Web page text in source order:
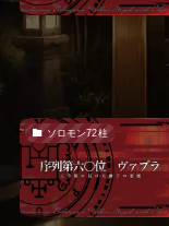
ソロモン72柱